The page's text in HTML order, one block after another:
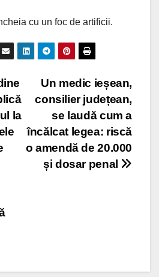
cu un foc de artificii.
Un medic ieșean,
consilier județean,
se laudă cum a
încălcat legea: riscă
o amendă de 20.000
și dosar penal
la